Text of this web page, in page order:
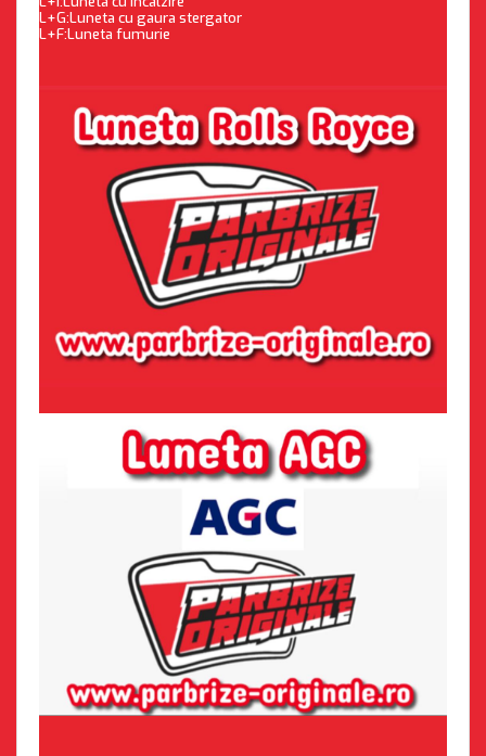
L+G:Luneta cu gaura stergator
L+F:Luneta fumurie